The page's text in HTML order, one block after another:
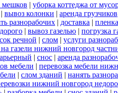
мешков | уборка коттеджа от
| вывоз колонки | аренда грузчиков
разнорабочих | доставка | пленка
| вывоз газелью | погрузка
речной | слом | услуги
на газели нижний новгород
| снос | аренда
мебели | перевозка мебели
| слом зданий | нанять
нижний новгород